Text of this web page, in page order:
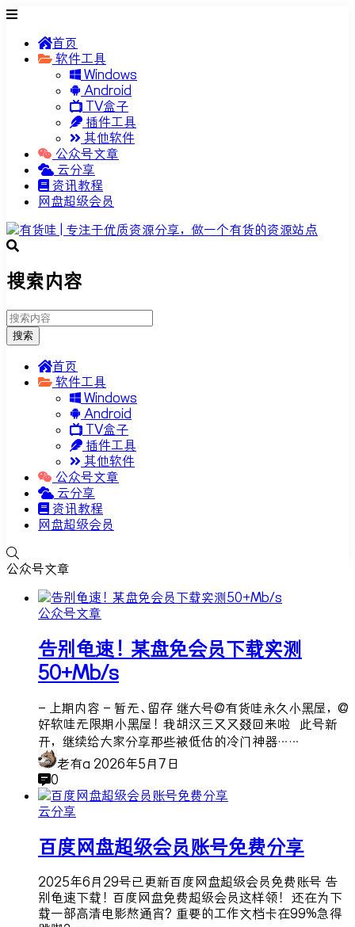
首页
软件工具
Windows
Android
TV盒子
插件工具
其他软件
公众号文章
云分享
资讯教程
网盘超级会员
搜索内容
搜索
首页
软件工具
Windows
Android
TV盒子
插件工具
其他软件
公众号文章
云分享
资讯教程
网盘超级会员
公众号文章
公众号文章
告别龟速！某盘免会员下载实测
50+Mb/s
- 上期内容 - 暂无、留存 继大号@有货哇永久小黑屋，@
好软哇无限期小黑屋！我胡汉三又又叕回来啦 此号新
开，继续给大家分享那些被低估的冷门神器……
老有a 2026年5月7日
0
云分享
百度网盘超级会员账号免费分享
2025年6月29号已更新百度网盘超级会员免费账号 告
别龟速下载！百度网盘免费超级会员这样领！ 还在为下
载一部高清电影熬通宵？重要的工作文档卡在99%急得